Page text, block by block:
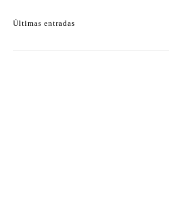
Últimas entradas